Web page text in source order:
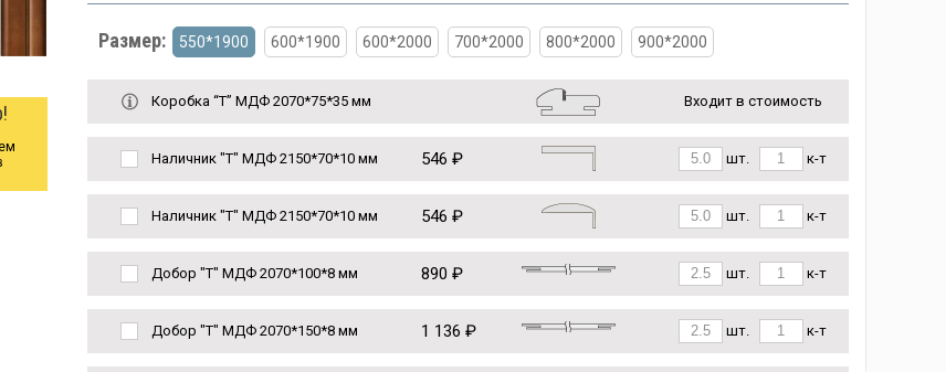
Размер: 550*1900 600*1900 600*2000 700*2000 800*2000 900*2000
Коробка “Т” МДФ 2070*75*35 мм Входит в стоимость
Наличник "Т" МДФ 2150*70*10 мм 546 ₽ шт. к-т
Наличник "Т" МДФ 2150*70*10 мм 546 ₽ шт. к-т
Добор "Т" МДФ 2070*100*8 мм 890 ₽ шт. к-т
Добор "Т" МДФ 2070*150*8 мм 1 136 ₽ шт. к-т